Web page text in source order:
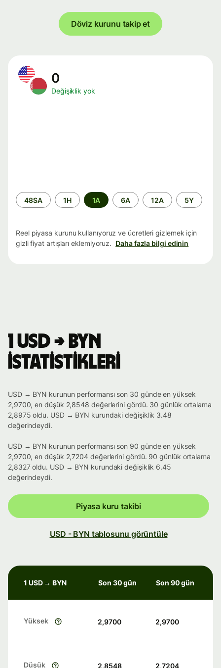
Döviz kurunu takip et
0
Değişiklik yok
Zaman
aralığı
48SA 1H 1A 6A 12A 5Y
Reel piyasa kurunu kullanıyoruz ve ücretleri gizlemek için
gizli fiyat artışları eklemiyoruz. Daha fazla bilgi edinin
1 USD → BYN
istatistikleri
USD → BYN kurunun performansı son 30 günde en yüksek
2,9700, en düşük 2,8548 değerlerini gördü. 30 günlük ortalama
2,8975 oldu. USD → BYN kurundaki değişiklik 3.48
değerindeydi.
USD → BYN kurunun performansı son 90 günde en yüksek
2,9700, en düşük 2,7204 değerlerini gördü. 90 günlük ortalama
2,8327 oldu. USD → BYN kurundaki değişiklik 6.45
değerindeydi.
Piyasa kuru takibi
USD - BYN tablosunu görüntüle
1 USD → BYN Son 30 gün Son 90 gün
Yüksek 2,9700 2,9700
Düşük 2,8548 2,7204